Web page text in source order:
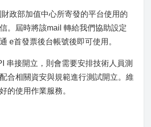
政部加值中心所寄發的平台使用的
。屆時將該mail 轉給我們協助設定
e首發票後台帳號後即可使用。
串接開立，則會需要安排技術人員測
合相關資安與規範進行測試開立。維
的使用作業服務。